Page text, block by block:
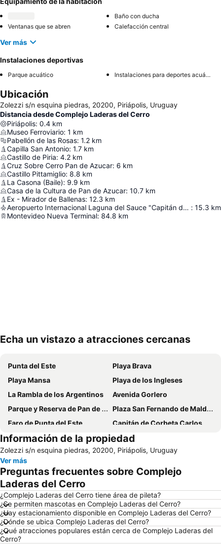
Baño con ducha
Ventanas que se abren
Calefacción central
Ver más
Instalaciones deportivas
Parque acuático Instalaciones para deportes acuáticos
Ubicación
Zolezzi s/n esquina piedras, 20200, Piriápolis, Uruguay
Distancia desde Complejo Laderas del Cerro
Piriápolis: 0.4 km
Museo Ferroviario: 1 km
Pabellón de las Rosas: 1.2 km
Capilla San Antonio: 1.7 km
Castillo de Piria: 4.2 km
Cruz Sobre Cerro Pan de Azucar: 6 km
Castillo Pittamiglio: 8.8 km
La Casona (Baile): 9.9 km
Casa de la Cultura de Pan de Azucar: 10.7 km
Ex - Mirador de Ballenas: 12.3 km
Aeropuerto Internacional Laguna del Sauce "Capitán de Corbeta Carlos Curbelo" : 15.3 km
Montevideo Nueva Terminal: 84.8 km
Echa un vistazo a atracciones cercanas
Punta del Este
Playa Brava
Playa Mansa
Playa de los Ingleses
La Rambla de los Argentinos
Avenida Gorlero
Parque y Reserva de Pan de Azúcar
Plaza San Fernando de Maldonado
Faro de Punta del Este
Capitán de Corbeta Carlos A. Curbelo International Airport
La Mano
Isla Gorriti
Información de la propiedad
Zolezzi s/n esquina piedras, 20200, Piriápolis, Uruguay
Ver más
Preguntas frecuentes sobre Complejo
Laderas del Cerro
¿Complejo Laderas del Cerro tiene área de pileta?
¿Se permiten mascotas en Complejo Laderas del Cerro?
¿Hay estacionamiento disponible en Complejo Laderas del Cerro?
¿Dónde se ubica Complejo Laderas del Cerro?
¿Qué atracciones populares están cerca de Complejo Laderas del
Cerro?